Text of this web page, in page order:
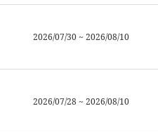
2026/07/30 ~ 2026/08/10
2026/07/28 ~ 2026/08/10